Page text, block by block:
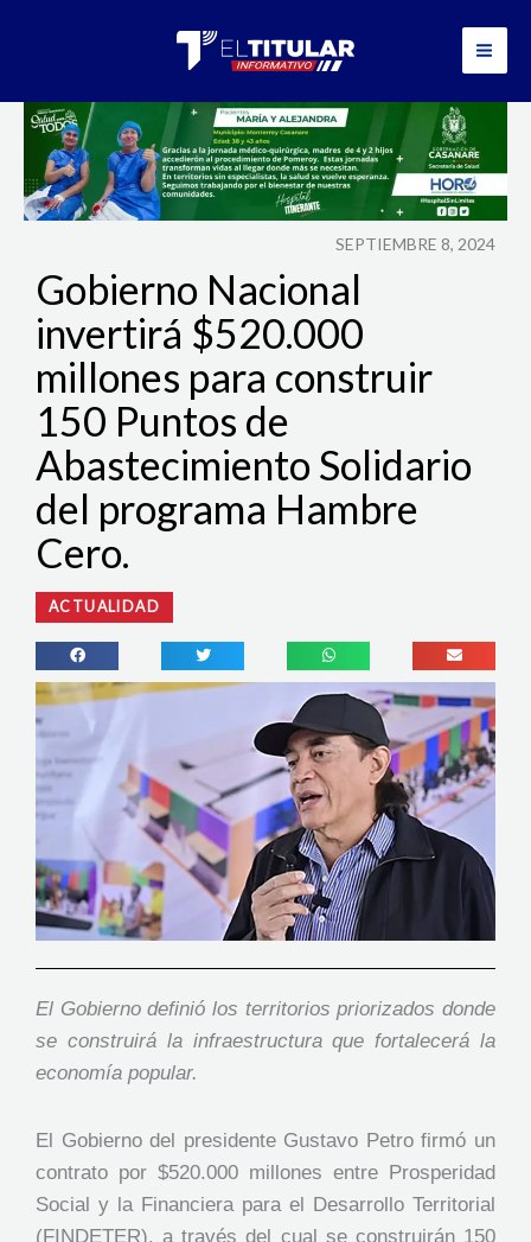
SEPTIEMBRE 8, 2024
Gobierno Nacional
invertirá $520.000
millones para construir
150 Puntos de
Abastecimiento Solidario
del programa Hambre
Cero.
ACTUALIDAD
El Gobierno definió los territorios priorizados donde
se construirá la infraestructura que fortalecerá la
economía popular.
El Gobierno del presidente Gustavo Petro firmó un
contrato por $520.000 millones entre Prosperidad
Social y la Financiera para el Desarrollo Territorial
(FINDETER), a través del cual se construirán 150